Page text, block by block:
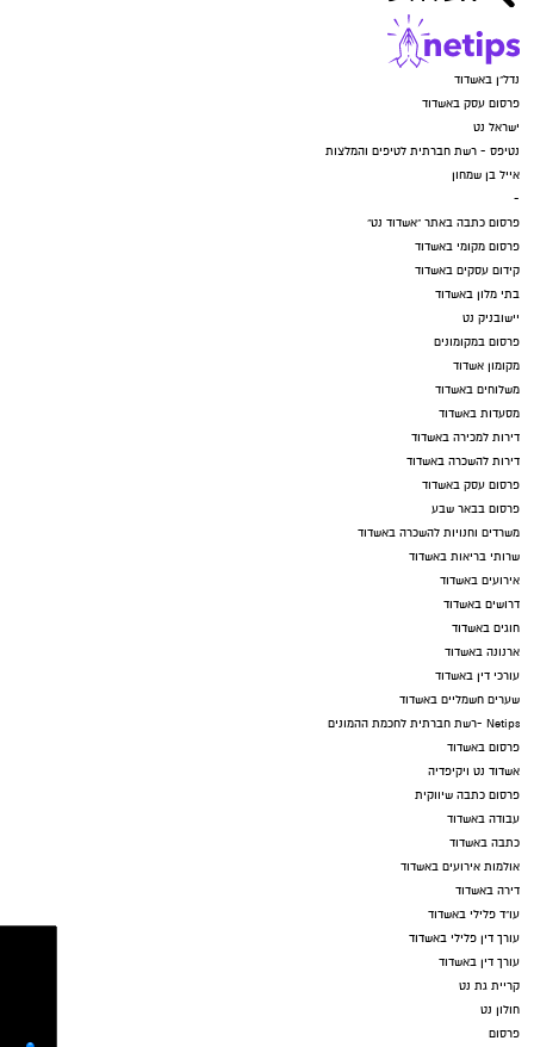
נדל"ן באשדוד
פרסום עסק באשדוד
ישראל נט
נטיפס - רשת חברתית לטיפים והמלצות
אייל בן שמחון
-
פרסום כתבה באתר "אשדוד נט"
פרסום מקומי באשדוד
קידום עסקים באשדוד
בתי מלון באשדוד
יישובניק נט
פרסום במקומונים
מקומון אשדוד
משלוחים באשדוד
מסעדות באשדוד
דירות למכירה באשדוד
דירות להשכרה באשדוד
פרסום עסק באשדוד
פרסום בבאר שבע
משרדים וחנויות להשכרה באשדוד
שרותי בריאות באשדוד
אירועים באשדוד
דרושים באשדוד
חוגים באשדוד
ארנונה באשדוד
עורכי דין באשדוד
שערים חשמליים באשדוד
Netips -רשת חברתית לחכמת ההמונים
פרסום באשדוד
אשדוד נט ויקיפדיה
פרסום כתבה שיווקית
עבודה באשדוד
כתבה באשדוד
אולמות אירועים באשדוד
דירה באשדוד
עו"ד פלילי באשדוד
עורך דין פלילי באשדוד
עורך דין באשדוד
קריית גת נט
חולון נט
פרסום